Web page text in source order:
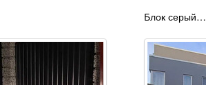
Блок серый…